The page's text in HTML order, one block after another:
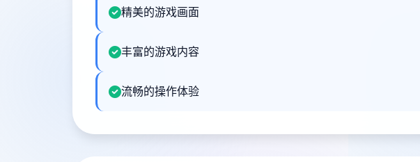
精美的游戏画面
丰富的游戏内容
流畅的操作体验